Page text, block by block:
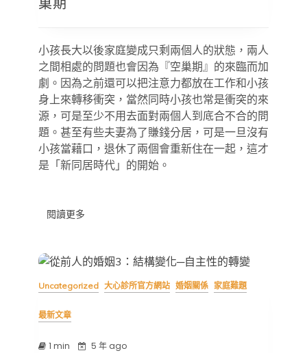
結：
結
構
變
化
─
空
巢
期
小孩長大以後家庭變成只剩兩個人的狀態，兩人
之間相處的問題也會因為『空巢期』的來臨而加
劇。因為之前還可以把注意力都放在工作和小孩
身上來轉移衝突，當然同時小孩也常是衝突的來
源，可是至少不用去面對兩個人到底合不合的問
題。甚至有些夫妻為了賺錢分居，可是一旦沒有
小孩當藉口，退休了兩個會重新住在一起，這才
是「新同居時代」的開始。
閱讀更多
Uncategorized 大心診所官方網站 婚姻關係 家庭難題
最新文章
1 min 5 年 ago